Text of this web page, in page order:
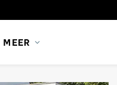
MEER